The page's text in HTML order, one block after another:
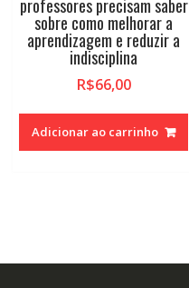
professores precisam saber
sobre como melhorar a
aprendizagem e reduzir a
indisciplina
R$66,00
Adicionar ao carrinho